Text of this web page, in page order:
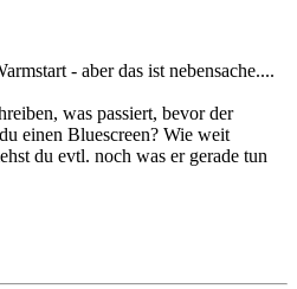
- aber das ist nebensache....
was passiert, bevor der
einen Bluescreen? Wie weit
du evtl. noch was er gerade tun